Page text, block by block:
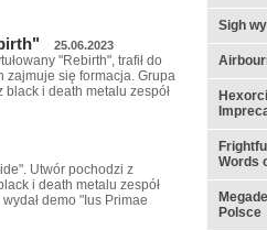
25.06.2023
"Rebirth", trafił do
zajmuje się formacja. Grupa
i death metalu zespół
Utwór pochodzi z
i death metalu zespół
demo "Ius Primae
Sigh
Words
Polsce